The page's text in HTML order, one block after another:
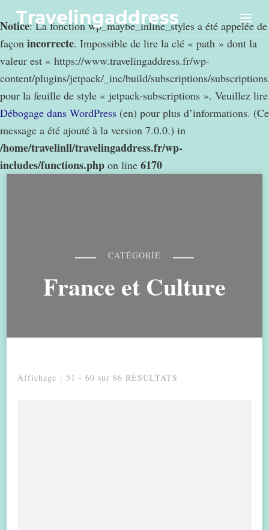
Notice: La fonction wp_maybe_inline_styles a été appelée de
façon incorrecte. Impossible de lire la clé « path » dont la
valeur est « https://www.travelingaddress.fr/wp-
content/plugins/jetpack/_inc/build/subscriptions/
pour la feuille de style « jetpack-subscriptions ». Veuillez lire
Débogage dans WordPress (en) pour plus d’informations. (Ce
message a été ajouté à la version 7.0.0.) in
/home/travelinll/travelingaddress.fr/wp-
includes/functions.php on line 6170
Travelingaddress
CATÉGORIE
France et Culture
Affichage : 51 - 60 sur 86 RÉSULTATS